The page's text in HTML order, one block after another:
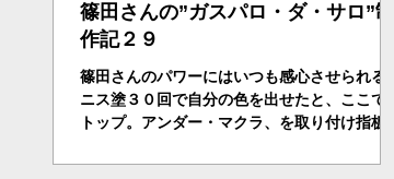
篠田さんの”ガスパロ・ダ・サロ”制
作記２９
篠田さんのパワーにはいつも感心させられる。
ニス塗３０回で自分の色を出せたと、ここでス
トップ。アンダー・マクラ、を取り付け指板平
音だし工程にはいる・・・。